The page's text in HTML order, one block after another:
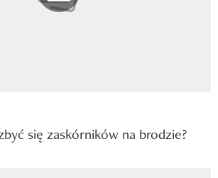
się zaskórników na brodzie?